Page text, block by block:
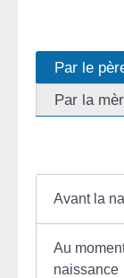
Par le
Par la
Avant la
Au
naissance